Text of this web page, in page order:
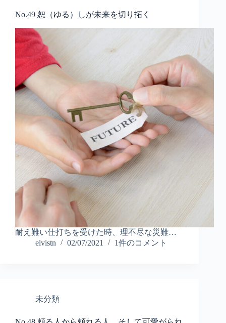
No.49 恕（ゆる）しが未来を切り拓く
耐え難い仕打ちを受けた時、理不尽な災難…
elvistn
02/07/2021 1件のコメント
未分類